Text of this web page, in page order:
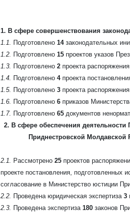
1. В сфере совершенствования
1.1. Подготовлено 14 законодательных
1.2. Подготовлено 15 проектов указов
1.3. Подготовлено 2 проекта
1.4. Подготовлено 4 проекта
1.5. Подготовлено 3 проекта
1.6. Подготовлено 6 приказов
1.7. Подготовлено 65 документов
2. В сфере обеспечения
Приднестровской Молдавской
2.1. Рассмотрено 25 проектов
проекте постановления, подготовленных
согласование в Министерство юстиции
2.2. Проведена юридическая экспертиза 3
2.3. Проведена экспертиза 180 законов